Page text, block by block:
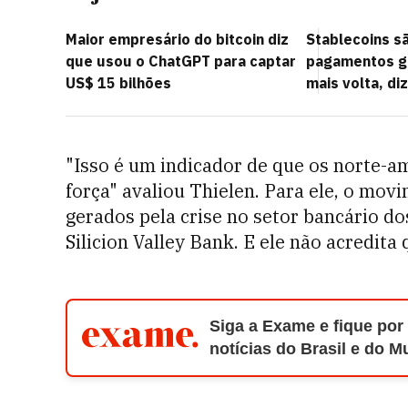
Maior empresário do bitcoin diz
que usou o ChatGPT para captar
US$ 15 bilhões
Stablecoins
pagamentos
mais volta,
"Isso é um indicador de que os norte-
força" avaliou Thielen. Para ele, o
gerados pela crise no setor bancário
Silicion Valley Bank. E ele não
Siga a Exame e fique
notícias do Brasil e do